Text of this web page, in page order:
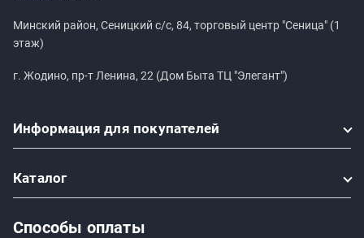
Минский район, Сеницкий с/с, 84, торговый центр "Сеница" (1
этаж)
г. Жодино, пр-т Ленина, 22 (Дом Быта ТЦ "Элегант")
Информация для покупателей
Каталог
Способы оплаты